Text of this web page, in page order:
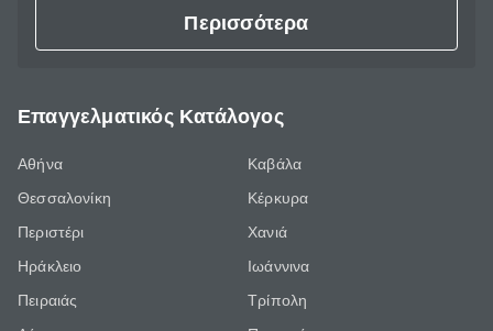
Περισσότερα
Επαγγελματικός Κατάλογος
Αθήνα
Θεσσαλονίκη
Περιστέρι
Ηράκλειο
Πειραιάς
Καβάλα
Κέρκυρα
Χανιά
Ιωάννινα
Τρίπολη